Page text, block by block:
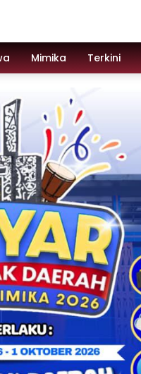
Mimika Terkini